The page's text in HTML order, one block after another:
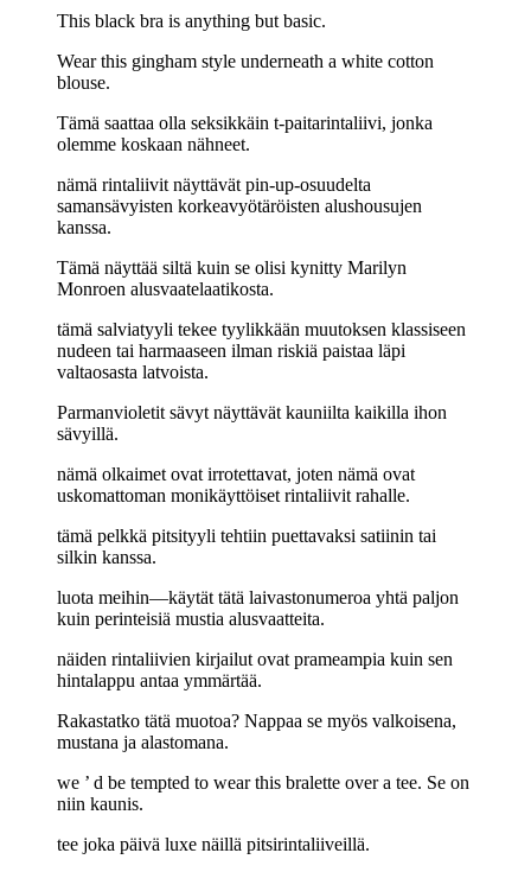
This black bra is anything but basic.
Wear this gingham style underneath a white cotton
blouse.
Tämä saattaa olla seksikkäin t-paitarintaliivi, jonka
olemme koskaan nähneet.
nämä rintaliivit näyttävät pin-up-osuudelta
samansävyisten korkeavyötäröisten alushousujen
kanssa.
Tämä näyttää siltä kuin se olisi kynitty Marilyn
Monroen alusvaatelaatikosta.
tämä salviatyyli tekee tyylikkään muutoksen klassiseen
nudeen tai harmaaseen ilman riskiä paistaa läpi
valtaosasta latvoista.
Parmanvioletit sävyt näyttävät kauniilta kaikilla ihon
sävyillä.
nämä olkaimet ovat irrotettavat, joten nämä ovat
uskomattoman monikäyttöiset rintaliivit rahalle.
tämä pelkkä pitsityyli tehtiin puettavaksi satiinin tai
silkin kanssa.
luota meihin—käytät tätä laivastonumeroa yhtä paljon
kuin perinteisiä mustia alusvaatteita.
näiden rintaliivien kirjailut ovat prameampia kuin sen
hintalappu antaa ymmärtää.
Rakastatko tätä muotoa? Nappaa se myös valkoisena,
mustana ja alastomana.
we ’ d be tempted to wear this bralette over a tee. Se on
niin kaunis.
tee joka päivä luxe näillä pitsirintaliiveillä.